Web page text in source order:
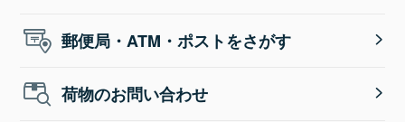
郵便局・ATM・ポストをさがす
荷物のお問い合わせ